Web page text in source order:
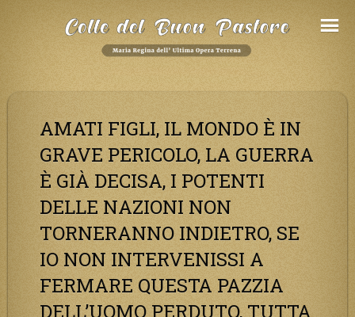
AMATI FIGLI, IL MONDO È IN
GRAVE PERICOLO, LA GUERRA
È GIÀ DECISA, I POTENTI
DELLE NAZIONI NON
TORNERANNO INDIETRO, SE
IO NON INTERVENISSI A
FERMARE QUESTA PAZZIA
DELL’UOMO PERDUTO, TUTTA